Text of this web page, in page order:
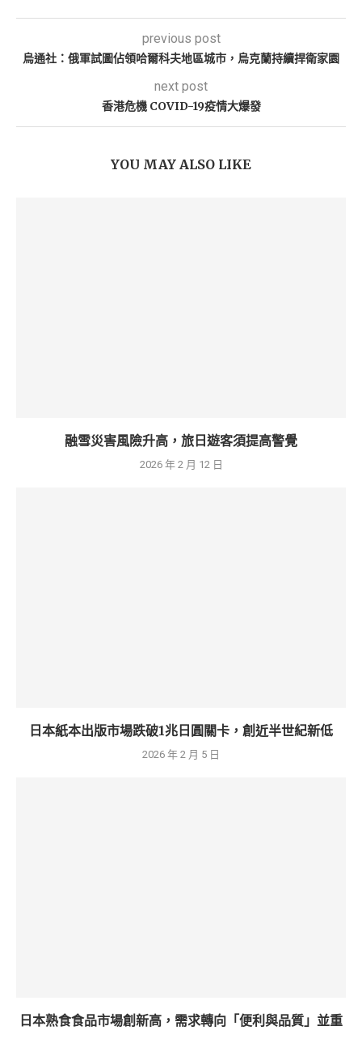
previous post
烏通社：俄軍試圖佔領哈爾科夫地區城市，烏克蘭持續捍衛家園
next post
香港危機 COVID-19疫情大爆發
YOU MAY ALSO LIKE
融雪災害風險升高，旅日遊客須提高警覺
2026 年 2 月 12 日
日本紙本出版市場跌破1兆日圓關卡，創近半世紀新低
2026 年 2 月 5 日
日本熟食食品市場創新高，需求轉向「便利與品質」並重